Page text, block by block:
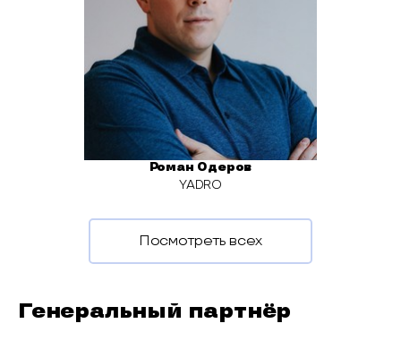
Роман Одеров
YADRO
Посмотреть всех
Генеральный партнёр